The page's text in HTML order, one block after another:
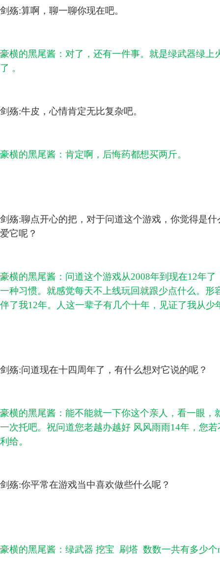
剑殇:算啊，聊一聊你现在吧。
豪横的黑尾酱：对了，还有一件事。就是绿武器绿上
了 。
剑殇:牛皮，心情肯定无比复杂吧。
豪横的黑尾酱：肯定啊，后悔药都想买两斤。
剑殇:聊点开心的把，对于问道这个游戏，你觉得是
爱它呢？
豪横的黑尾酱：问道这个游戏从2008年到现在12年
一种习惯。就感觉每天不上线玩回就跟少点什么。形
伴了我12年。人这一辈子有几个十年，见证了我从少
剑殇:问道现在十四周年了，有什么想对它说的呢？
豪横的黑尾酱：能不能就一下你这个亲人，看一眼，
一次托吧。祝问道您老越办越好 风风雨雨14年，您
利给。
剑殇:你平常在游戏当中喜欢做些什么呢？
豪横的黑尾酱：绿武器 挖宝 刷塔 数数一共有多少个